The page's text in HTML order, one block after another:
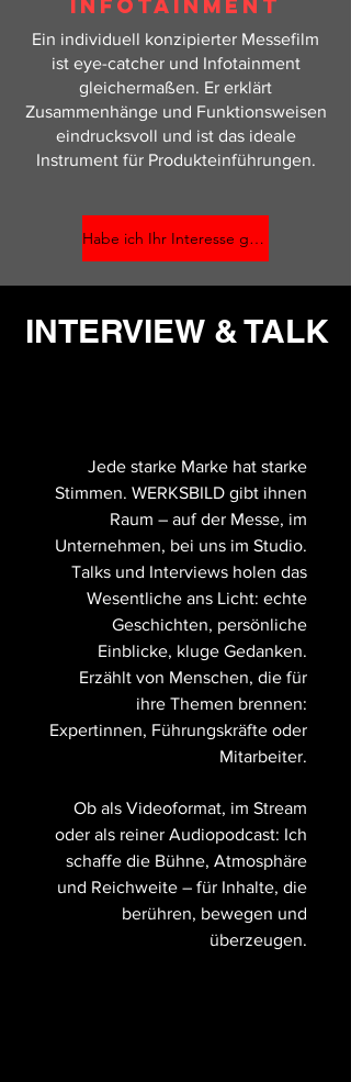
Ein individuell konzipierter Messefilm
ist eye-catcher und Infotainment
gleichermaßen. Er erklärt
Zusammenhänge und Funktionsweisen
eindrucksvoll und ist das ideale
Instrument für Produkteinführungen.
Habe ich Ihr Interesse geweckt? Hier gehts zum Kontaktformular!
INTERVIEW & TALK
Jede starke Marke hat starke
Stimmen. WERKSBILD gibt ihnen
Raum – auf der Messe, im
Unternehmen, bei uns im Studio.
Talks und Interviews holen das
Wesentliche ans Licht: echte
Geschichten, persönliche
Einblicke, kluge Gedanken.
Erzählt von Menschen, die für
ihre Themen brennen:
Expertinnen, Führungskräfte oder
Mitarbeiter.
Ob als Videoformat, im Stream
oder als reiner Audiopodcast: Ich
schaffe die Bühne, Atmosphäre
und Reichweite – für Inhalte, die
berühren, bewegen und
überzeugen.